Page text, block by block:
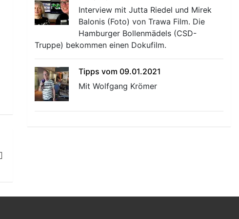
Interview mit Jutta Riedel und Mirek
Balonis (Foto) von Trawa Film. Die
Hamburger Bollenmädels (CSD-
Truppe) bekommen einen Dokufilm.
Tipps vom 09.01.2021
Mit Wolfgang Krömer